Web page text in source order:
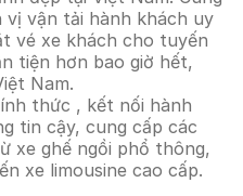
vị vận tải hành khách uy
vé xe khách cho tuyến
tiện hơn bao giờ hết,
Nam.
thức , kết nối hành
tin cậy, cung cấp các
xe ghế ngồi phổ thông,
xe limousine cao cấp.